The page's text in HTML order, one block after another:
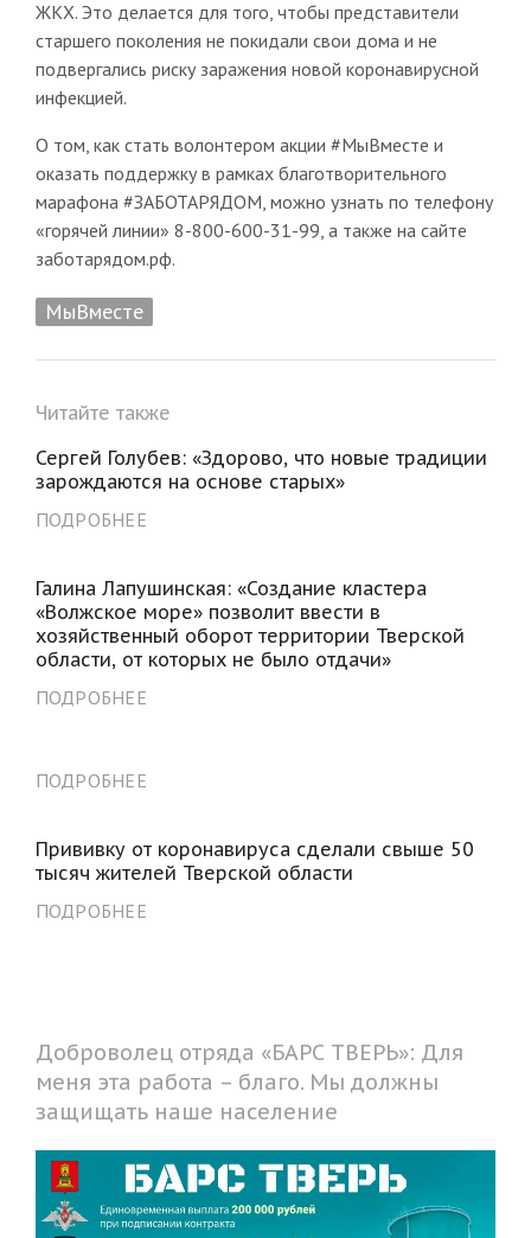
ЖКХ. Это делается для того, чтобы представители
старшего поколения не покидали свои дома и не
подвергались риску заражения новой коронавирусной
инфекцией.
О том, как стать волонтером акции #МыВместе и
оказать поддержку в рамках благотворительного
марафона #ЗАБОТАРЯДОМ, можно узнать по телефону
«горячей линии» 8-800-600-31-99, а также на сайте
заботарядом.рф.
МыВместе
Читайте также
Сергей Голубев: «Здорово, что новые традиции
зарождаются на основе старых»
ПОДРОБНЕЕ
Галина Лапушинская: «Создание кластера
«Волжское море» позволит ввести в
хозяйственный оборот территории Тверской
области, от которых не было отдачи»
ПОДРОБНЕЕ
ПОДРОБНЕЕ
Прививку от коронавируса сделали свыше 50
тысяч жителей Тверской области
ПОДРОБНЕЕ
Доброволец отряда «БАРС ТВЕРЬ»: Для
меня эта работа – благо. Мы должны
защищать наше население